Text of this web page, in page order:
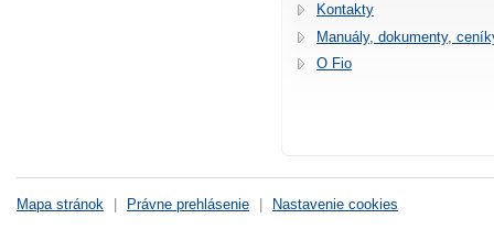
Kontakty
Manuály, dokumenty,
O Fio
Mapa stránok Právne prehlásenie Nastavenie cookies